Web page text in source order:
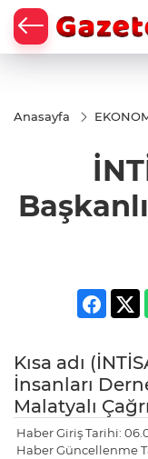
Anasayfa
Kısa adı
İnsanları
Malatyalı
Haber Giriş Tarihi:
Haber Güncellenme